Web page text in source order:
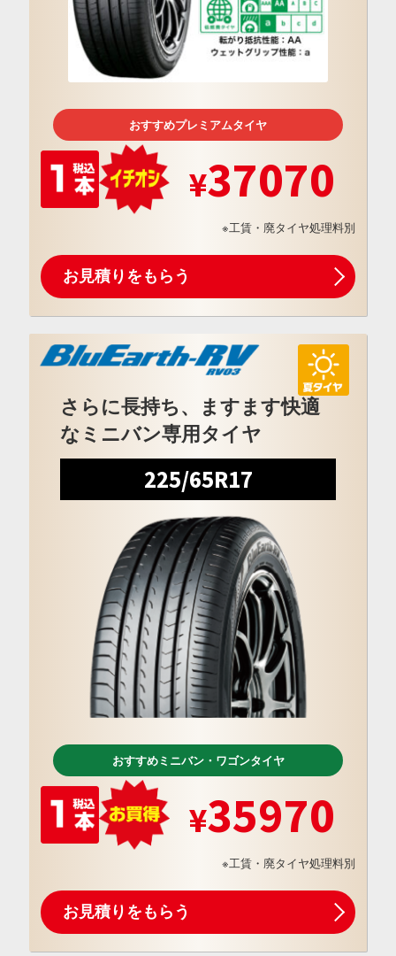
おすすめプレミアムタイヤ
37070
※工賃・廃タイヤ処理料別
お見積りをもらう
さらに長持ち、ますます快適
なミニバン専用タイヤ
225/65R17
おすすめミニバン・ワゴンタイヤ
35970
※工賃・廃タイヤ処理料別
お見積りをもらう